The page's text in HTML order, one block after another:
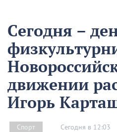
Сегодня –
движении
Игорь
Спорт Сегодня в 12:03